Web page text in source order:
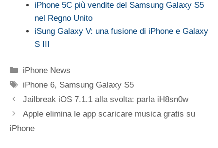
iPhone 5C più vendite del Samsung Galaxy S5
nel Regno Unito
iSung Galaxy V: una fusione di iPhone e Galaxy
S III
Categorie
iPhone News
Tag
iPhone 6, Samsung Galaxy S5
Jailbreak iOS 7.1.1 alla svolta: parla iH8sn0w
Apple elimina le app scaricare musica gratis su
iPhone